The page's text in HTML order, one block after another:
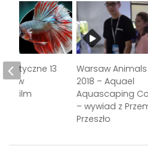
Warsaw
2018 – Aquael
Aquascaping
– wywiad z
Przeszło
13
w
– film